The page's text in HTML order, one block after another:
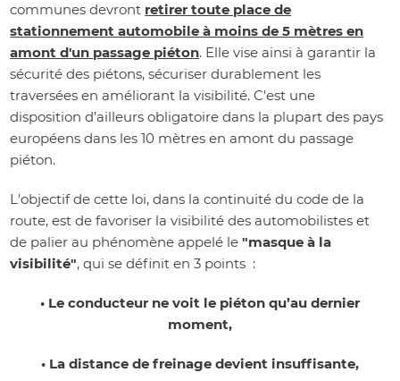
communes devront retirer toute place de
stationnement automobile à moins de 5 mètres en
amont d'un passage piéton. Elle vise ainsi à garantir la
sécurité des piétons, sécuriser durablement les
traversées en améliorant la visibilité. C'est une
disposition d’ailleurs obligatoire dans la plupart des pays
européens dans les 10 mètres en amont du passage
piéton.
L'objectif de cette loi, dans la continuité du code de la
route, est de favoriser la visibilité des automobilistes et
de palier au phénomène appelé le"masque à la
visibilité", qui se définit en 3 points :
• Le conducteur ne voit le piéton qu’au dernier
moment,
• La distance de freinage devient insuffisante,